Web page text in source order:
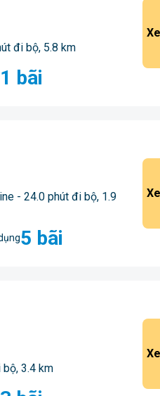
đi bộ, 5.8 km
1 bãi
- 24.0 phút đi bộ, 1.9
5 bãi
3.4 km